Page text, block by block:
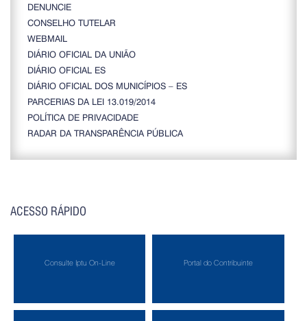
DENUNCIE
CONSELHO TUTELAR
WEBMAIL
DIÁRIO OFICIAL DA UNIÃO
DIÁRIO OFICIAL ES
DIÁRIO OFICIAL DOS MUNICÍPIOS – ES
PARCERIAS DA LEI 13.019/2014
POLÍTICA DE PRIVACIDADE
RADAR DA TRANSPARÊNCIA PÚBLICA
ACESSO RÁPIDO
Consulte Iptu On-Line Portal do Contribuinte